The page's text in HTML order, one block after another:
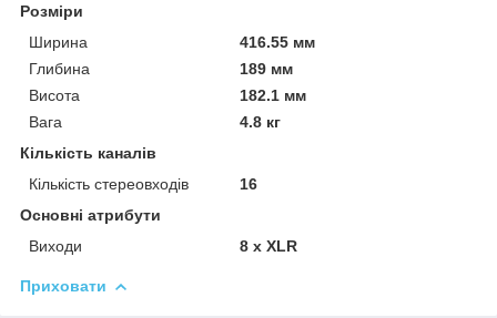
Розміри
Ширина
416.55 мм
Глибина
189 мм
Висота
182.1 мм
Вага
4.8 кг
Кількість каналів
Кількість стереовходів
16
Основні атрибути
Виходи
8 x XLR
Приховати